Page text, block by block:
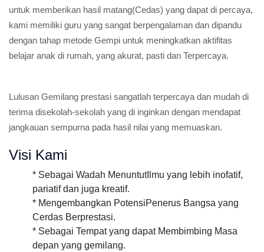
untuk memberikan hasil matang(Cedas) yang dapat di percaya,
kami memiliki guru yang sangat berpengalaman dan dipandu
dengan tahap metode Gempi untuk meningkatkan aktifitas
belajar anak di rumah, yang akurat, pasti dan Terpercaya.
Lulusan Gemilang prestasi sangatlah terpercaya dan mudah di
terima disekolah-sekolah yang di inginkan dengan mendapat
jangkauan sempurna pada hasil nilai yang memuaskan.
Visi Kami
* Sebagai Wadah MenuntutIlmu yang lebih inofatif,
pariatif dan juga kreatif.
* Mengembangkan PotensiPenerus Bangsa yang
Cerdas Berprestasi.
* Sebagai Tempat yang dapat Membimbing Masa
depan yang gemilang.